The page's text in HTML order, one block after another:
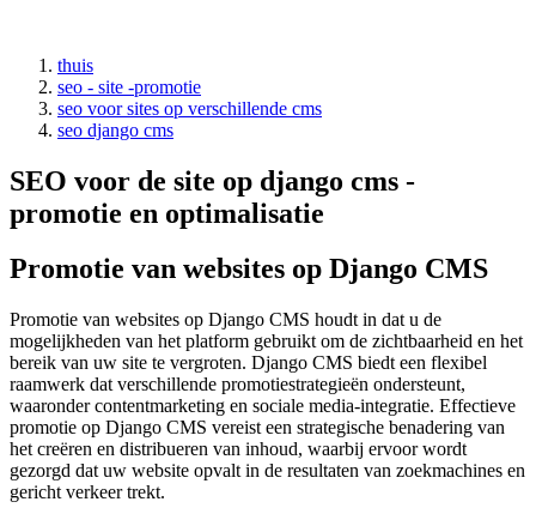
thuis
seo - site -promotie
seo voor sites op verschillende cms
seo django cms
SEO voor de site op django cms -
promotie en optimalisatie
Promotie van websites op Django CMS
Promotie van websites op Django CMS houdt in dat u de
mogelijkheden van het platform gebruikt om de zichtbaarheid en het
bereik van uw site te vergroten. Django CMS biedt een flexibel
raamwerk dat verschillende promotiestrategieën ondersteunt,
waaronder contentmarketing en sociale media-integratie. Effectieve
promotie op Django CMS vereist een strategische benadering van
het creëren en distribueren van inhoud, waarbij ervoor wordt
gezorgd dat uw website opvalt in de resultaten van zoekmachines en
gericht verkeer trekt.